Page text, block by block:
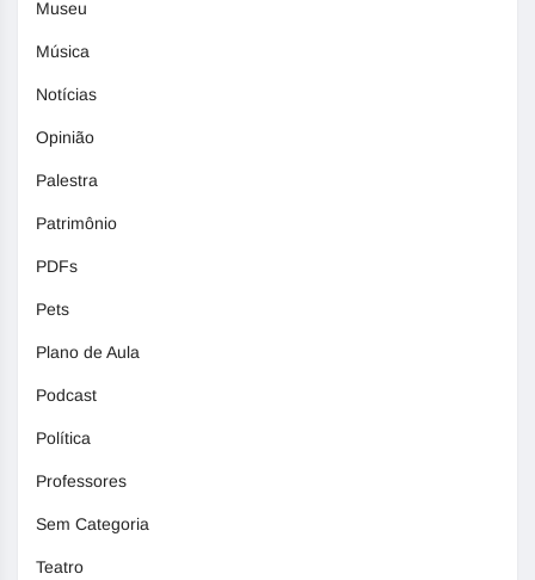
Museu
Música
Notícias
Opinião
Palestra
Patrimônio
PDFs
Pets
Plano de Aula
Podcast
Política
Professores
Sem Categoria
Teatro